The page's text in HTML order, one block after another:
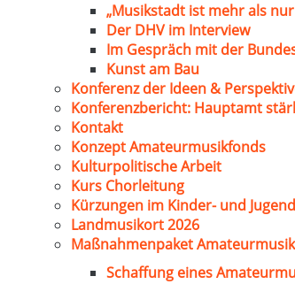
„Musikstadt ist mehr als
Der DHV im Interview
Im Gespräch mit der
Kunst am Bau
Konferenz der Ideen &
Konferenzbericht: Hauptamt
Kontakt
Konzept Amateurmusikfonds
Kulturpolitische Arbeit
Kurs Chorleitung
Kürzungen im Kinder- und
Landmusikort 2026
Maßnahmenpaket Amateurmusik
Schaffung eines